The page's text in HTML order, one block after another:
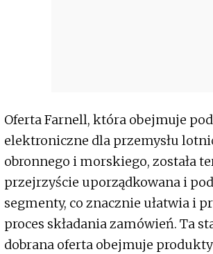
Oferta Farnell, która obejmuje
elektroniczne dla przemysłu
obronnego i morskiego, została
przejrzyście uporządkowana i
segmenty, co znacznie ułatwia i
proces składania zamówień. Ta
dobrana oferta obejmuje